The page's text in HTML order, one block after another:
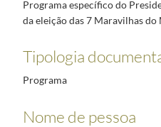
Programa específico do
da eleição das 7 Maravilhas do
Tipologia
Programa
Nome de pessoa